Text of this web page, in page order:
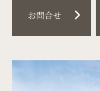
お問合せ chevron_right
料金プラン
はじめての葬儀